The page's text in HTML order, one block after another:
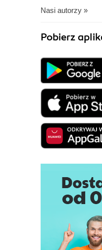
Nasi autorzy »
Pobierz